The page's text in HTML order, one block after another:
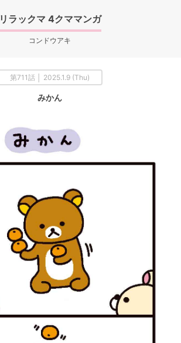
リラックマ 4クママンガ
コンドウアキ
第711話 │ 2025.1.9 (Thu)
みかん